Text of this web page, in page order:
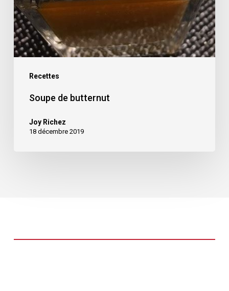
Recettes
Soupe de butternut
Joy Richez
18 décembre 2019